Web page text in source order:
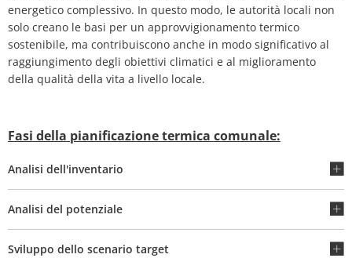
energetico complessivo. In questo modo, le autorità locali non
solo creano le basi per un approvvigionamento termico
sostenibile, ma contribuiscono anche in modo significativo al
raggiungimento degli obiettivi climatici e al miglioramento
della qualità della vita a livello locale.
Fasi della pianificazione termica comunale:
Analisi dell'inventario
Analisi del potenziale
Sviluppo dello scenario target